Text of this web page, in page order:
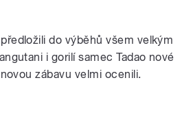
do výběhů všem velkým
i gorilí samec Tadao nové
zábavu velmi ocenili.